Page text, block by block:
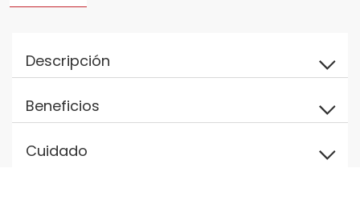
Descripción
Beneficios
Cuidado